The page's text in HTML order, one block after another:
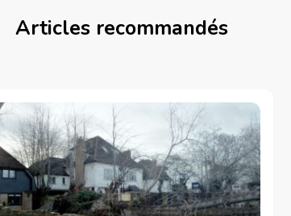
Articles recommandés